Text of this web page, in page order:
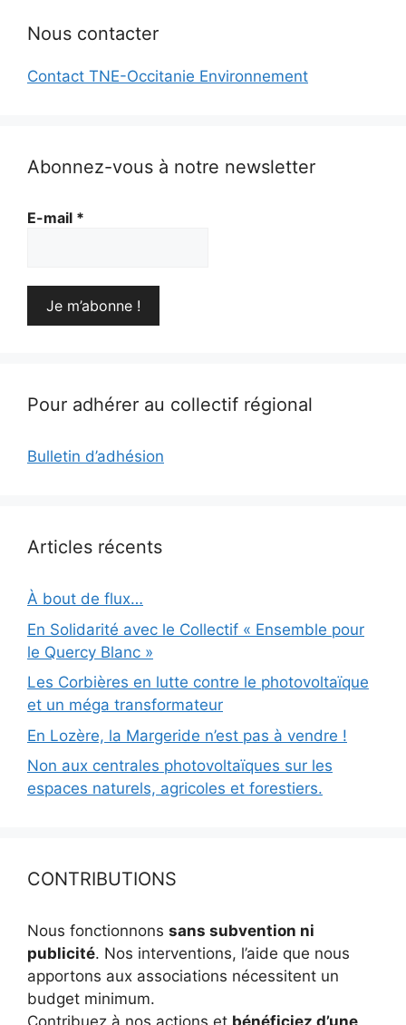
Nous contacter
Contact TNE-Occitanie Environnement
Abonnez-vous à notre newsletter
E-mail *
Pour adhérer au collectif régional
Bulletin d’adhésion
Articles récents
À bout de flux…
En Solidarité avec le Collectif « Ensemble pour
le Quercy Blanc »
Les Corbières en lutte contre le photovoltaïque
et un méga transformateur
En Lozère, la Margeride n’est pas à vendre !
Non aux centrales photovoltaïques sur les
espaces naturels, agricoles et forestiers.
CONTRIBUTIONS
Nous fonctionnons sans subvention ni
publicité. Nos interventions, l’aide que nous
apportons aux associations nécessitent un
budget minimum.